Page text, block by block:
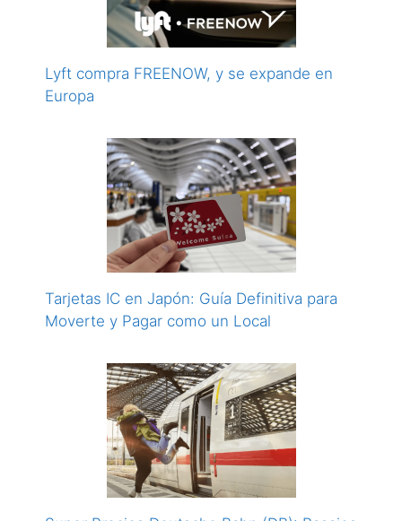
Lyft compra FREENOW, y se expande en
Europa
Tarjetas IC en Japón: Guía Definitiva para
Moverte y Pagar como un Local